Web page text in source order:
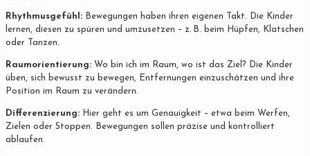
Rhythmusgefühl: Bewegungen haben ihren eigenen Takt. Die Kinder
lernen, diesen zu spüren und umzusetzen – z. B. beim Hüpfen, Klatschen
oder Tanzen.
Raumorientierung: Wo bin ich im Raum, wo ist das Ziel? Die Kinder
üben, sich bewusst zu bewegen, Entfernungen einzuschätzen und ihre
Position im Raum zu verändern.
Differenzierung: Hier geht es um Genauigkeit – etwa beim Werfen,
Zielen oder Stoppen. Bewegungen sollen präzise und kontrolliert
ablaufen.